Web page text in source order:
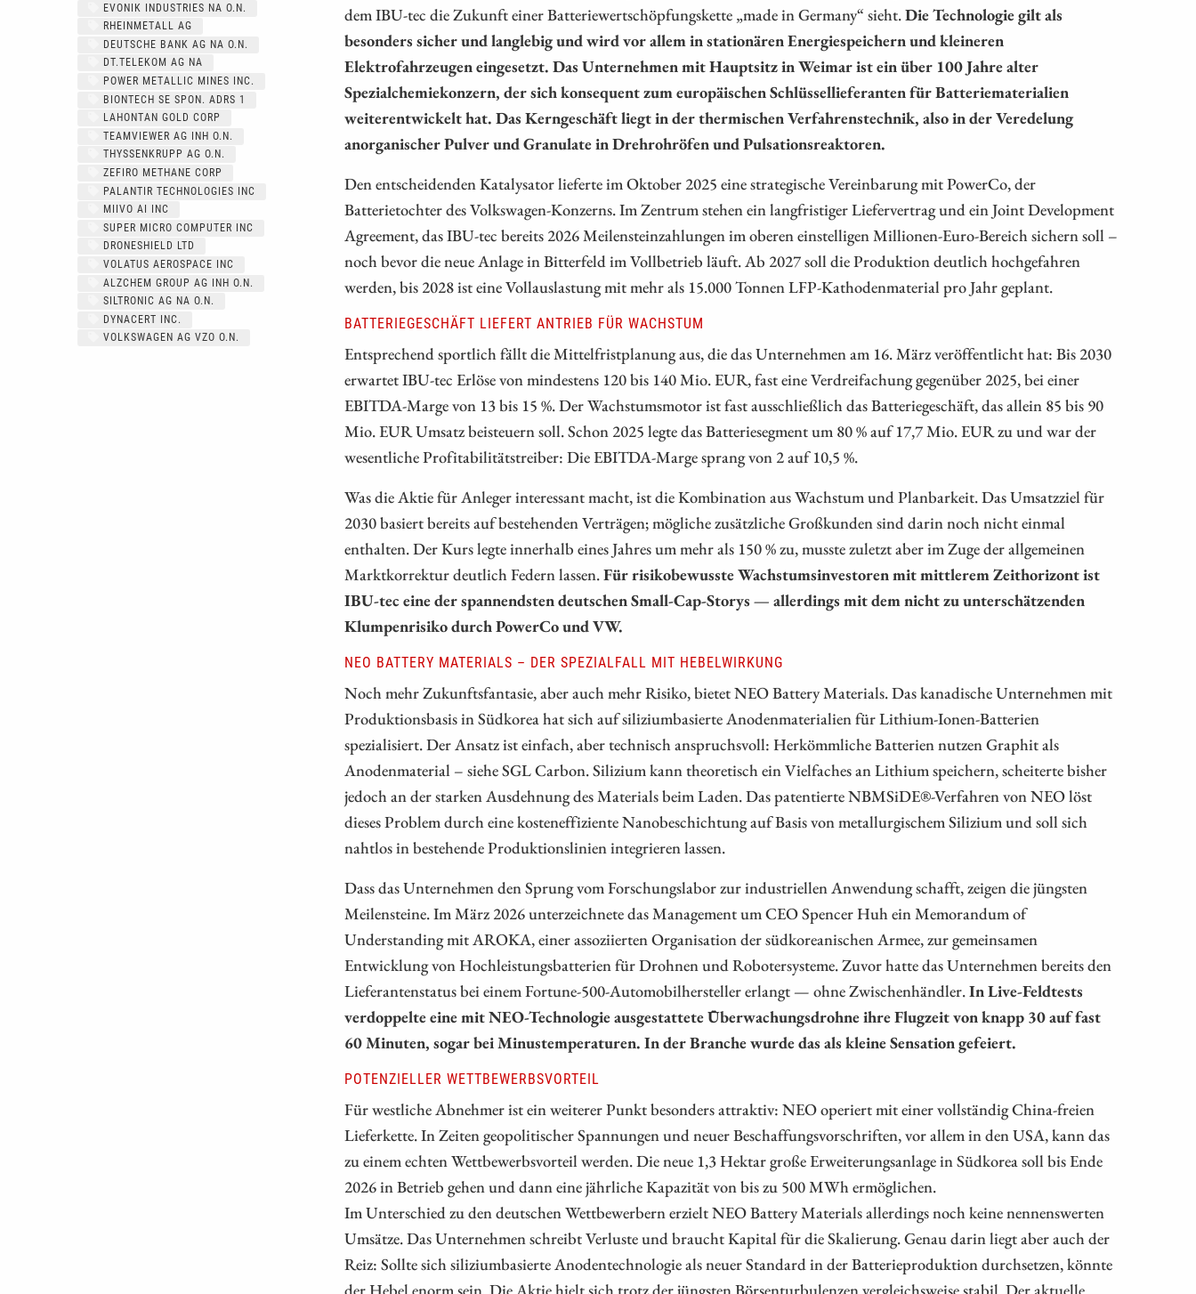
EVONIK INDUSTRIES NA O.N.
RHEINMETALL AG
DEUTSCHE BANK AG NA O.N.
DT.TELEKOM AG NA
POWER METALLIC MINES INC.
BIONTECH SE SPON. ADRS 1
LAHONTAN GOLD CORP
TEAMVIEWER AG INH O.N.
THYSSENKRUPP AG O.N.
ZEFIRO METHANE CORP
PALANTIR TECHNOLOGIES INC
MIIVO AI INC
SUPER MICRO COMPUTER INC
DRONESHIELD LTD
VOLATUS AEROSPACE INC
ALZCHEM GROUP AG INH O.N.
SILTRONIC AG NA O.N.
DYNACERT INC.
VOLKSWAGEN AG VZO O.N.
dem IBU-tec die Zukunft einer Batteriewertschöpfungskette „made in Germany“ sieht.Die Technologie gilt als
besonders sicher und langlebig und wird vor allem in stationären Energiespeichern und kleineren
Elektrofahrzeugen eingesetzt. Das Unternehmen mit Hauptsitz in Weimar ist ein über 100 Jahre alter
Spezialchemiekonzern, der sich konsequent zum europäischen Schlüssellieferanten für Batteriematerialien
weiterentwickelt hat. Das Kerngeschäft liegt in der thermischen Verfahrenstechnik, also in der Veredelung
anorganischer Pulver und Granulate in Drehrohröfen und Pulsationsreaktoren.
Den entscheidenden Katalysator lieferte im Oktober 2025 eine strategische Vereinbarung mit PowerCo, der
Batterietochter des Volkswagen-Konzerns. Im Zentrum stehen ein langfristiger Liefervertrag und ein Joint Development
Agreement, das IBU-tec bereits 2026 Meilensteinzahlungen im oberen einstelligen Millionen-Euro-Bereich sichern soll –
noch bevor die neue Anlage in Bitterfeld im Vollbetrieb läuft. Ab 2027 soll die Produktion deutlich hochgefahren
werden, bis 2028 ist eine Vollauslastung mit mehr als 15.000 Tonnen LFP-Kathodenmaterial pro Jahr geplant.
BATTERIEGESCHÄFT LIEFERT ANTRIEB FÜR WACHSTUM
Entsprechend sportlich fällt die Mittelfristplanung aus, die das Unternehmen am 16. März veröffentlicht hat: Bis 2030
erwartet IBU-tec Erlöse von mindestens 120 bis 140 Mio. EUR, fast eine Verdreifachung gegenüber 2025, bei einer
EBITDA-Marge von 13 bis 15 %. Der Wachstumsmotor ist fast ausschließlich das Batteriegeschäft, das allein 85 bis 90
Mio. EUR Umsatz beisteuern soll. Schon 2025 legte das Batteriesegment um 80 % auf 17,7 Mio. EUR zu und war der
wesentliche Profitabilitätstreiber: Die EBITDA-Marge sprang von 2 auf 10,5 %.
Was die Aktie für Anleger interessant macht, ist die Kombination aus Wachstum und Planbarkeit. Das Umsatzziel für
2030 basiert bereits auf bestehenden Verträgen; mögliche zusätzliche Großkunden sind darin noch nicht einmal
enthalten. Der Kurs legte innerhalb eines Jahres um mehr als 150 % zu, musste zuletzt aber im Zuge der allgemeinen
Marktkorrektur deutlich Federn lassen.Für risikobewusste Wachstumsinvestoren mit mittlerem Zeithorizont ist
IBU-tec eine der spannendsten deutschen Small-Cap-Storys — allerdings mit dem nicht zu unterschätzenden
Klumpenrisiko durch PowerCo und VW.
NEO BATTERY MATERIALS – DER SPEZIALFALL MIT HEBELWIRKUNG
Noch mehr Zukunftsfantasie, aber auch mehr Risiko, bietet NEO Battery Materials. Das kanadische Unternehmen mit
Produktionsbasis in Südkorea hat sich auf siliziumbasierte Anodenmaterialien für Lithium-Ionen-Batterien
spezialisiert. Der Ansatz ist einfach, aber technisch anspruchsvoll: Herkömmliche Batterien nutzen Graphit als
Anodenmaterial – siehe SGL Carbon. Silizium kann theoretisch ein Vielfaches an Lithium speichern, scheiterte bisher
jedoch an der starken Ausdehnung des Materials beim Laden. Das patentierte NBMSiDE®-Verfahren von NEO löst
dieses Problem durch eine kosteneffiziente Nanobeschichtung auf Basis von metallurgischem Silizium und soll sich
nahtlos in bestehende Produktionslinien integrieren lassen.
Dass das Unternehmen den Sprung vom Forschungslabor zur industriellen Anwendung schafft, zeigen die jüngsten
Meilensteine. Im März 2026 unterzeichnete das Management um CEO Spencer Huh ein Memorandum of
Understanding mit AROKA, einer assoziierten Organisation der südkoreanischen Armee, zur gemeinsamen
Entwicklung von Hochleistungsbatterien für Drohnen und Robotersysteme. Zuvor hatte das Unternehmen bereits den
Lieferantenstatus bei einem Fortune-500-Automobilhersteller erlangt — ohne Zwischenhändler.In Live-Feldtests
verdoppelte eine mit NEO-Technologie ausgestattete Überwachungsdrohne ihre Flugzeit von knapp 30 auf fast
60 Minuten, sogar bei Minustemperaturen. In der Branche wurde das als kleine Sensation gefeiert.
POTENZIELLER WETTBEWERBSVORTEIL
Für westliche Abnehmer ist ein weiterer Punkt besonders attraktiv: NEO operiert mit einer vollständig China-freien
Lieferkette. In Zeiten geopolitischer Spannungen und neuer Beschaffungsvorschriften, vor allem in den USA, kann das
zu einem echten Wettbewerbsvorteil werden. Die neue 1,3 Hektar große Erweiterungsanlage in Südkorea soll bis Ende
2026 in Betrieb gehen und dann eine jährliche Kapazität von bis zu 500 MWh ermöglichen.
Im Unterschied zu den deutschen Wettbewerbern erzielt NEO Battery Materials allerdings noch keine nennenswerten
Umsätze. Das Unternehmen schreibt Verluste und braucht Kapital für die Skalierung. Genau darin liegt aber auch der
Reiz: Sollte sich siliziumbasierte Anodentechnologie als neuer Standard in der Batterieproduktion durchsetzen, könnte
der Hebel enorm sein. Die Aktie hielt sich trotz der jüngsten Börsenturbulenzen vergleichsweise stabil. Der aktuelle